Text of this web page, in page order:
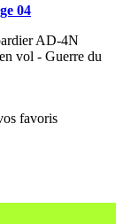
04
AD-4N
vol - Guerre du